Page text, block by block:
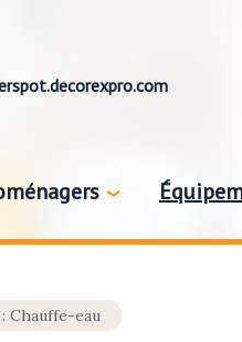
Chauffe-eau